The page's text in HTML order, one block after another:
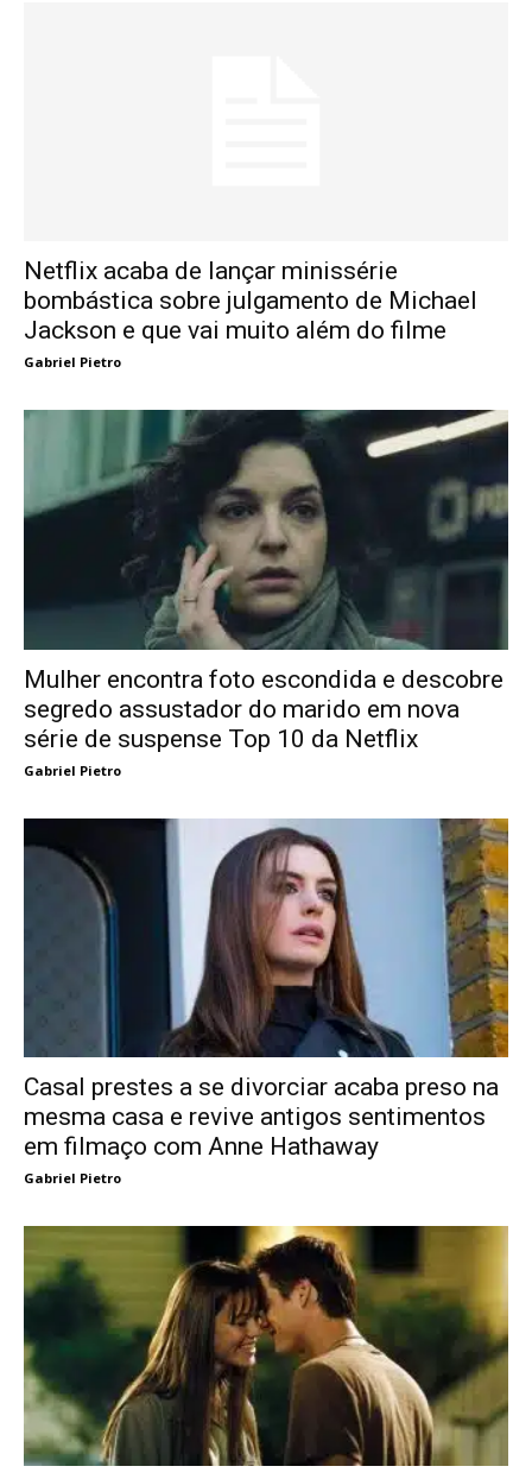
Netflix acaba de lançar minissérie
bombástica sobre julgamento de Michael
Jackson e que vai muito além do filme
Gabriel Pietro
Mulher encontra foto escondida e descobre
segredo assustador do marido em nova
série de suspense Top 10 da Netflix
Gabriel Pietro
Casal prestes a se divorciar acaba preso na
mesma casa e revive antigos sentimentos
em filmaço com Anne Hathaway
Gabriel Pietro